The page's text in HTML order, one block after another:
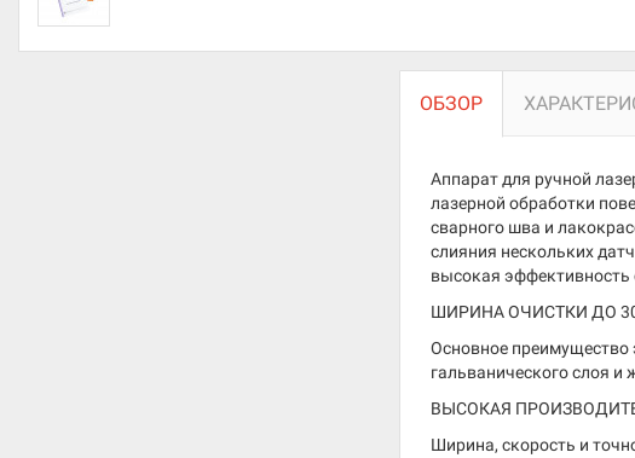
ОБЗОР
Аппарат для ручной
лазерной обработки
сварного шва и
слияния нескольких
высокая эффективность
ШИРИНА ОЧИСТКИ ДО
Основное преимущество
гальванического слоя
ВЫСОКАЯ
Ширина, скорость и